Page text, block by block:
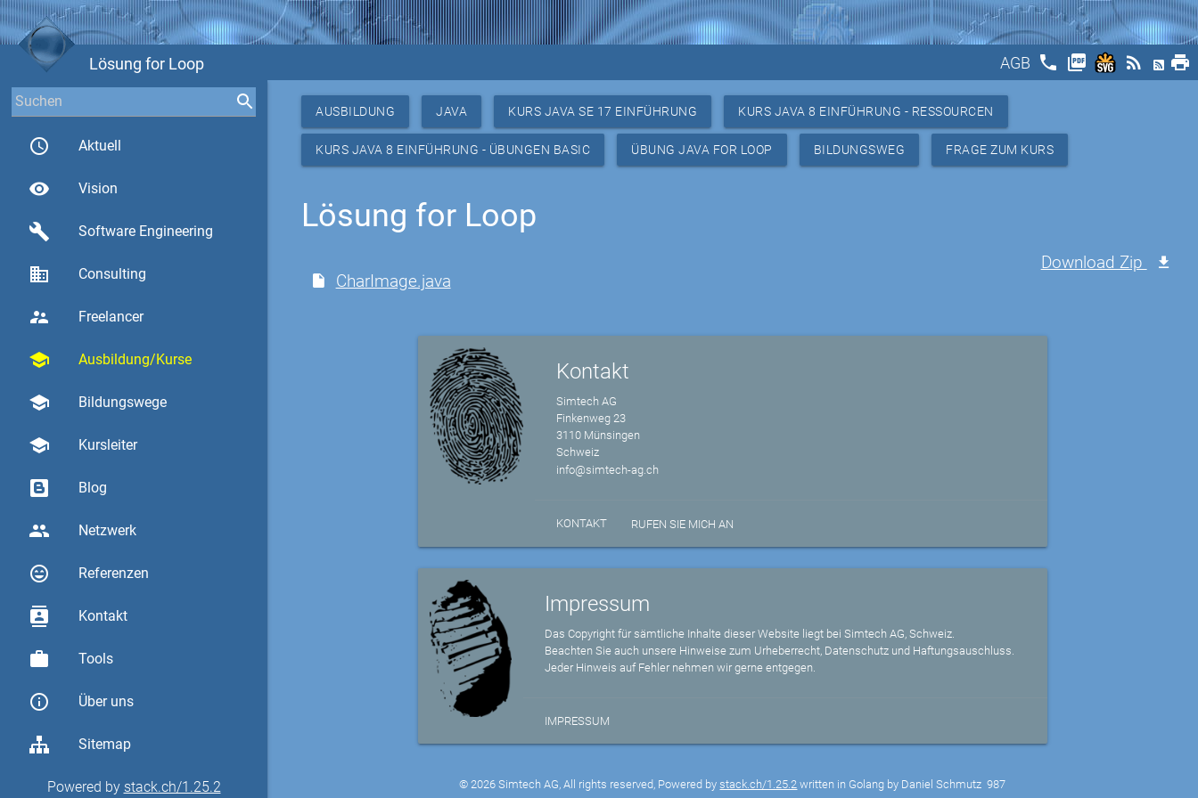
Lösung for Loop AGB phone picture_as_pdf rss_feed print
access_time Aktuell
visibility Vision
build Software Engineering
business Consulting
supervisor_account Freelancer
school Ausbildung/Kurse
school Bildungswege
school Kursleiter
Blog
group Netzwerk
sentiment_very_satisfied Referenzen
contacts Kontakt
work Tools
info_outline Über uns
Sitemap
Powered by stack.ch/1.25.2
AUSBILDUNG JAVA KURS JAVA SE 17 EINFÜHRUNG KURS JAVA 8 EINFÜHRUNG - RESSOURCEN
KURS JAVA 8 EINFÜHRUNG - ÜBUNGEN BASIC ÜBUNG JAVA FOR LOOP BILDUNGSWEG FRAGE ZUM KURS
Lösung for Loop
CharImage.java
Download Zip
Kontakt
Simtech AG
Finkenweg 23
3110 Münsingen
Schweiz
info@simtech-ag.ch
KONTAKT RUFEN SIE MICH AN
Impressum
Das Copyright für sämtliche Inhalte dieser Website liegt bei Simtech AG, Schweiz.
Beachten Sie auch unsere Hinweise zum Urheberrecht, Datenschutz und Haftungsauschluss.
Jeder Hinweis auf Fehler nehmen wir gerne entgegen.
IMPRESSUM
© 2026 Simtech AG, All rights reserved, Powered bystack.ch/1.25.2 written in Golang by Daniel Schmutz987